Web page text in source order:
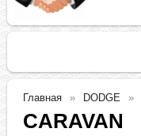
Главная DODGE
CARAVAN